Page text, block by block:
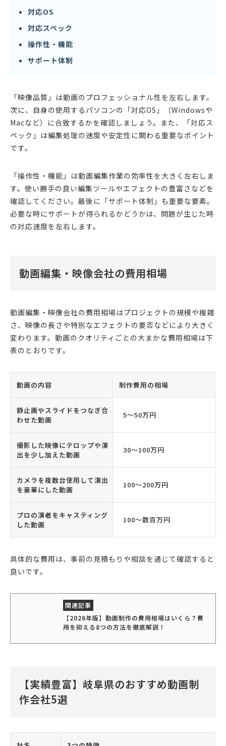
対応OS
対応スペック
操作性・機能
サポート体制
「映像品質」は動画のプロフェッショナル性を左右します。
次に、自身の使用するパソコンの「対応OS」（Windowsや
Macなど）に合致するかを確認しましょう。また、「対応ス
ペック」は編集処理の速度や安定性に関わる重要なポイント
です。
「操作性・機能」は動画編集作業の効率性を大きく左右しま
す。使い勝手の良い編集ツールやエフェクトの豊富さなどを
確認してください。最後に「サポート体制」も重要な要素。
必要な時にサポートが得られるかどうかは、問題が生じた時
の対応速度を左右します。
動画編集・映像会社の費用相場
動画編集・映像会社の費用相場はプロジェクトの規模や複雑
さ、映像の長さや特別なエフェクトの要否などにより大きく
変わります。動画のクオリティごとの大まかな費用相場は下
表のとおりです。
動画の内容 制作費用の相場
静止画やスライドをつなぎ合
わせた動画
5〜50万円
撮影した映像にテロップや演
出を少し加えた動画
30〜100万円
カメラを複数台使用して演出
を豪華にした動画
100〜200万円
プロの演者をキャスティング
した動画
100〜数百万円
具体的な費用は、事前の見積もりや相談を通じて確認すると
良いです。
【2026年版】動画制作の費用相場はいくら？費
用を抑える8つの方法を徹底解説！
【実績豊富】岐阜県のおすすめ動画制
作会社5選